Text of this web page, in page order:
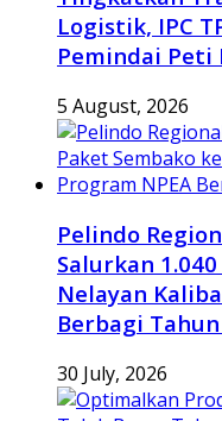
Logistik, IPC
Pemindai Peti
5 August, 2026
Pelindo
Salurkan
Nelayan
Berbagi
30 July, 2026